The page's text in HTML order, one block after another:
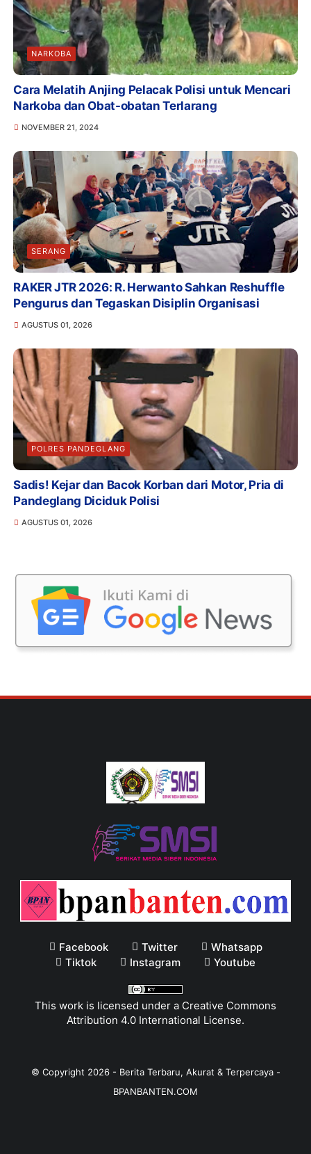
NARKOBA
Cara Melatih Anjing Pelacak Polisi untuk Mencari
Narkoba dan Obat-obatan Terlarang
NOVEMBER 21, 2024
SERANG
RAKER JTR 2026: R. Herwanto Sahkan Reshuffle
Pengurus dan Tegaskan Disiplin Organisasi
AGUSTUS 01, 2026
POLRES PANDEGLANG
Sadis! Kejar dan Bacok Korban dari Motor, Pria di
Pandeglang Diciduk Polisi
AGUSTUS 01, 2026
Facebook Twitter
Whatsapp
Tiktok
Instagram Youtube
This work is licensed under a Creative Commons
Attribution 4.0 International License.
© Copyright 2026- Berita Terbaru, Akurat & Terpercaya -
BPANBANTEN.COM